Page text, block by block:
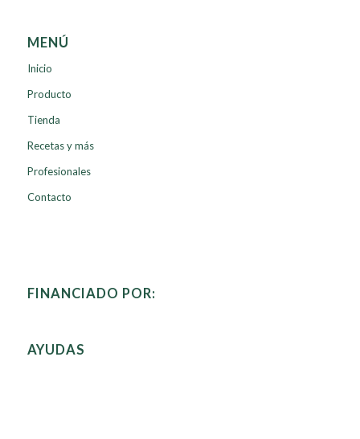
MENÚ
Inicio
Producto
Tienda
Recetas y más
Profesionales
Contacto
FINANCIADO POR:
AYUDAS